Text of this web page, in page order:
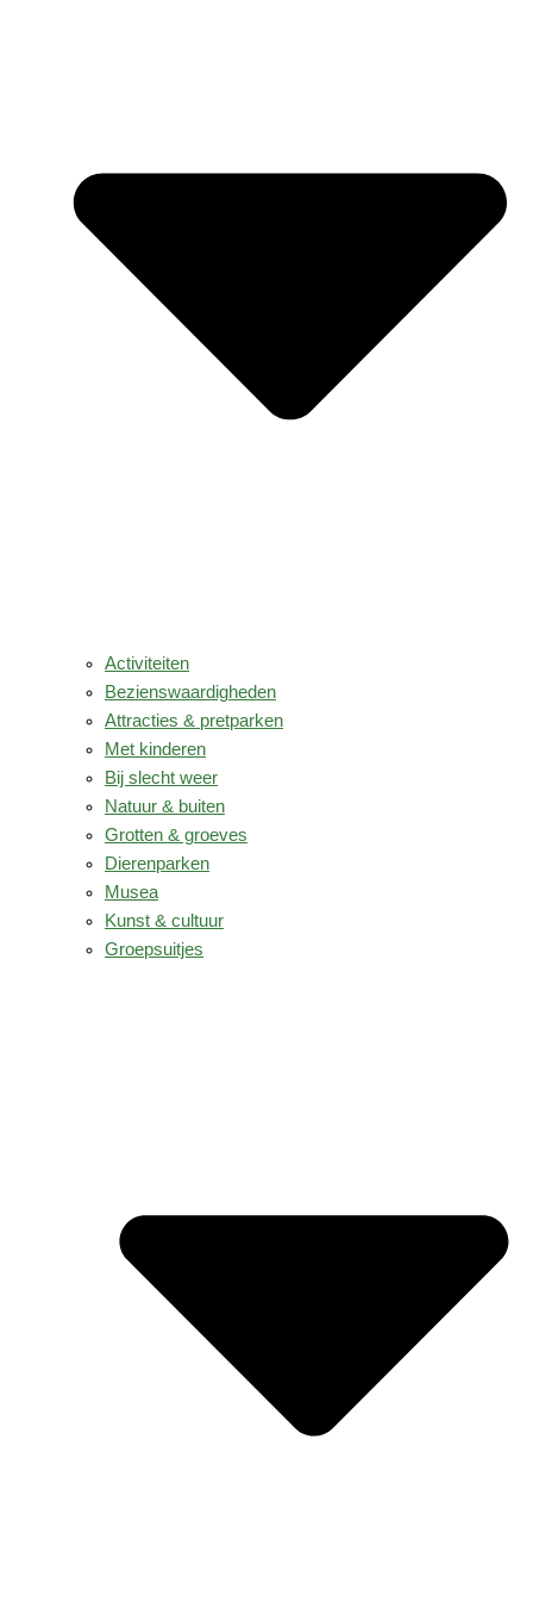
Activiteiten
Bezienswaardigheden
Attracties & pretparken
Met kinderen
Bij slecht weer
Natuur & buiten
Grotten & groeves
Dierenparken
Musea
Kunst & cultuur
Groepsuitjes